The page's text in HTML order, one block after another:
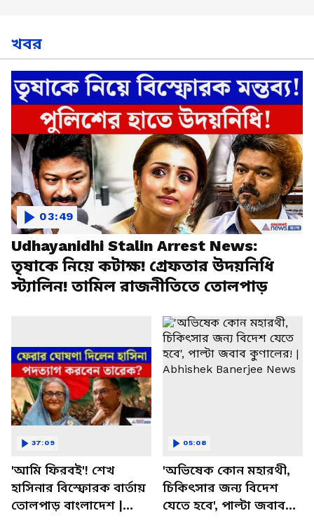
খবর
Udhayanidhi Stalin Arrest News:
তৃষাকে নিয়ে কটাক্ষ! গ্রেফতার উদয়নিধি
স্ট্যালিন! তামিল রাজনীতিতে তোলপাড়
03:49
'আমি ফিরবই'! শেখ
হাসিনার বিস্ফোরক বার্তায়
তোলপাড় বাংলাদেশ |
37:09
'অভিষেক কোন মহারথী,
চিকিৎসার জন্য বিদেশ
যেতে হবে', পাল্টা জবাব
05:08